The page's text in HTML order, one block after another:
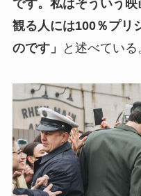
です。私はそういう映
観る人には100％プリ
のです」
と述べている